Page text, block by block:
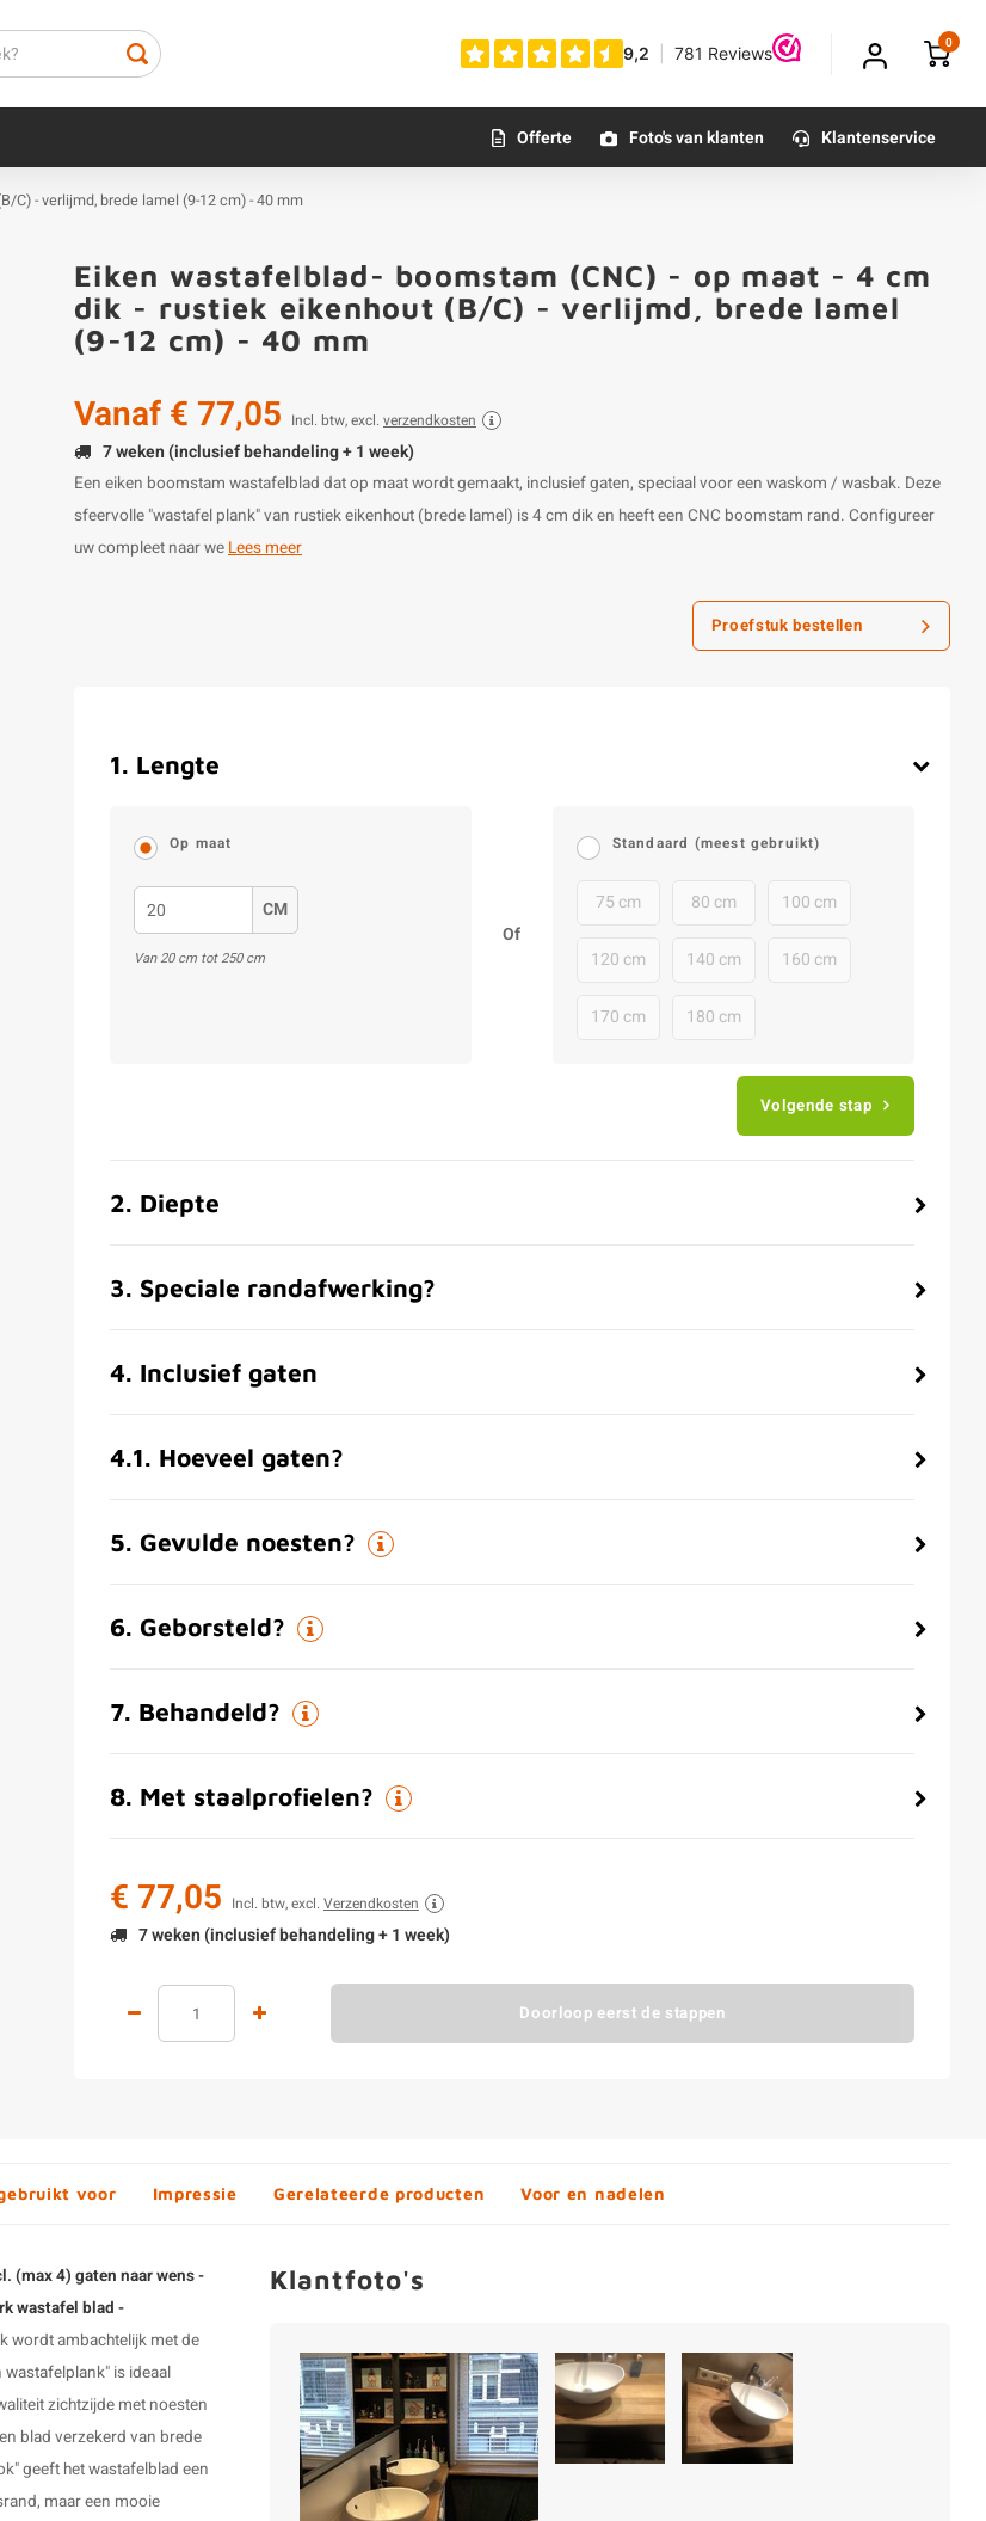
0
Offerte Foto's van klanten Klantenservice
C) - verlijmd, brede lamel (9-12 cm) - 40 mm
Klantfoto
Eiken wastafelblad- boomstam (CNC) - op maat - 4 cm
dik - rustiek eikenhout (B/C) - verlijmd, brede lamel
(9-12 cm) - 40 mm
Vanaf€ 77,05 Incl. btw, excl. verzendkosten
7 weken (inclusief behandeling + 1 week)
Een eiken boomstam wastafelblad dat op maat wordt gemaakt, inclusief gaten, speciaal voor een waskom / wasbak. Deze
sfeervolle "wastafel plank" van rustiek eikenhout (brede lamel) is 4 cm dik en heeft een CNC boomstam rand. Configureer
uw compleet naar weLees meer
Proefstuk bestellen
1. Lengte
Op maat
CM
Van20cm tot250cm
Of
Standaard (meest gebruikt)
75 cm 80 cm 100 cm
120 cm 140 cm 160 cm
170 cm 180 cm
Volgende stap
2. Diepte
3. Speciale randafwerking?
4. Inclusief gaten
4.1. Hoeveel gaten?
5. Gevulde noesten?
6. Geborsteld?
7. Behandeld?
8. Met staalprofielen?
€ 77,05 Incl. btw, excl. Verzendkosten
7 weken (inclusief behandeling + 1 week)
Doorloop eerst de stappen
voor Impressie Gerelateerde producten Voor en nadelen
(max 4) gaten naar wens -
wastafel blad -
wordt ambachtelijk met de
wastafelplank" is ideaal
zichtzijde met noesten
blad verzekerd van brede
geeft het wastafelblad een
maar een mooie
Klantfoto's